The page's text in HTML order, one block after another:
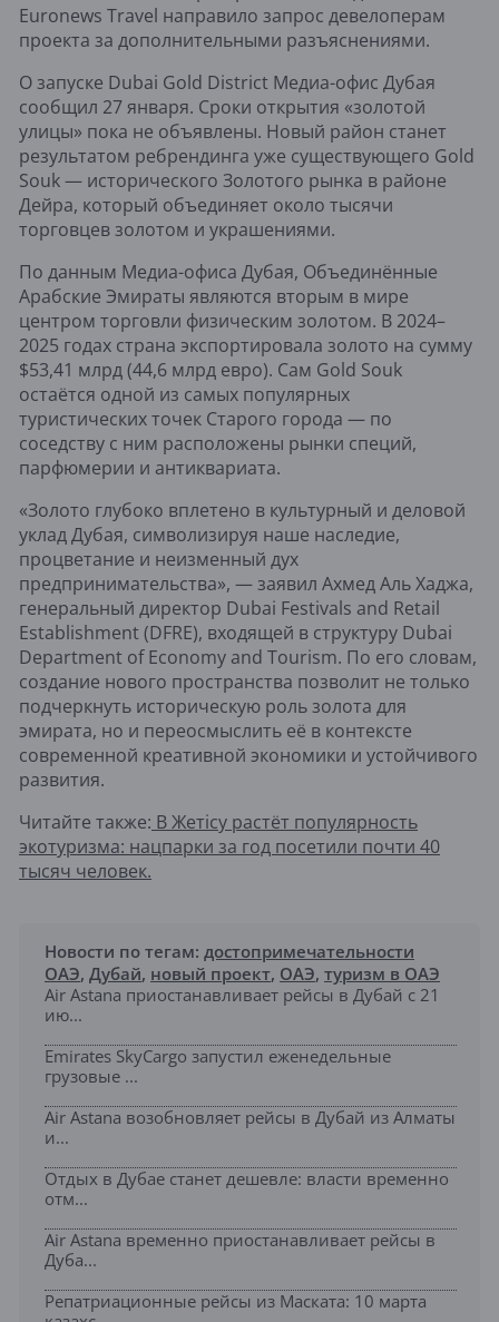
Euronews Travel направило запрос девелоперам
проекта за дополнительными разъяснениями.
О запуске Dubai Gold District Медиа-офис Дубая
сообщил 27 января. Сроки открытия «золотой
улицы» пока не объявлены. Новый район станет
результатом ребрендинга уже существующего Gold
Souk — исторического Золотого рынка в районе
Дейра, который объединяет около тысячи
торговцев золотом и украшениями.
По данным Медиа-офиса Дубая, Объединённые
Арабские Эмираты являются вторым в мире
центром торговли физическим золотом. В 2024–
2025 годах страна экспортировала золото на сумму
$53,41 млрд (44,6 млрд евро). Сам Gold Souk
остаётся одной из самых популярных
туристических точек Старого города — по
соседству с ним расположены рынки специй,
парфюмерии и антиквариата.
«Золото глубоко вплетено в культурный и деловой
уклад Дубая, символизируя наше наследие,
процветание и неизменный дух
предпринимательства», — заявил Ахмед Аль Хаджа,
генеральный директор Dubai Festivals and Retail
Establishment (DFRE), входящей в структуру Dubai
Department of Economy and Tourism. По его словам,
создание нового пространства позволит не только
подчеркнуть историческую роль золота для
эмирата, но и переосмыслить её в контексте
современной креативной экономики и устойчивого
развития.
Читайте также: В Жетісу растёт популярность
экотуризма: нацпарки за год посетили почти 40
тысяч человек.
Новости по тегам: достопримечательности
ОАЭ, Дубай, новый проект, ОАЭ, туризм в ОАЭ
Air Astana приостанавливает рейсы в Дубай с 21
ию...
Emirates SkyCargo запустил еженедельные
грузовые ...
Air Astana возобновляет рейсы в Дубай из Алматы
и...
Отдых в Дубае станет дешевле: власти временно
отм...
Air Astana временно приостанавливает рейсы в
Дуба...
Репатриационные рейсы из Маската: 10 марта